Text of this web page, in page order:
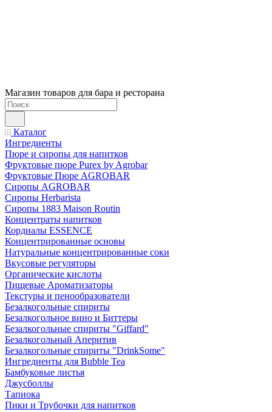
Магазин товаров для бара и ресторана
Каталог
Ингредиенты
Пюре и сиропы для напитков
Фруктовые пюре Purex by Agrobar
Фруктовые Пюре AGROBAR
Сиропы AGROBAR
Сиропы Herbarista
Сиропы 1883 Maison Routin
Концентраты напитков
Кордиалы ESSENCE
Концентрированные основы
Натуральные концентрированные соки
Вкусовые регуляторы
Органические кислоты
Пищевые Ароматизаторы
Текстуры и пенообразователи
Безалкогольные спириты
Безалкогольное вино и Биттеры
Безалкогольные спириты "Giffard"
Безалкогольный Аперитив
Безалкогольные спириты "DrinkSome"
Ингредиенты для Bubble Tea
Бамбуковые листья
Джусболлы
Тапиока
Пики и Трубочки для напитков